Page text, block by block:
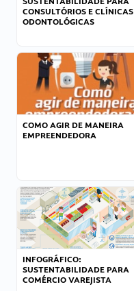
CONSULTÓRIOS E CLÍNICAS
ODONTOLÓGICAS
COMO AGIR DE MANEIRA
EMPREENDEDORA
INFOGRÁFICO:
SUSTENTABILIDADE PARA
COMÉRCIO VAREJISTA